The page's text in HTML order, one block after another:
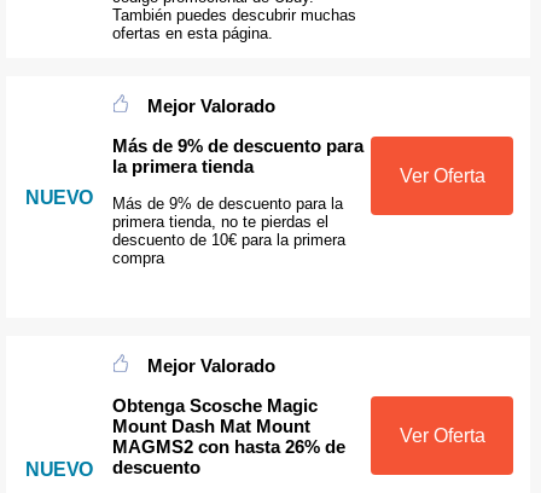
También puedes descubrir muchas
ofertas en esta página.
NUEVO
Mejor Valorado
Más de 9% de descuento para
la primera tienda
Más de 9% de descuento para la
primera tienda, no te pierdas el
descuento de 10€ para la primera
compra
Ver Oferta
NUEVO
Mejor Valorado
Obtenga Scosche Magic
Mount Dash Mat Mount
MAGMS2 con hasta 26% de
descuento
Ver Oferta